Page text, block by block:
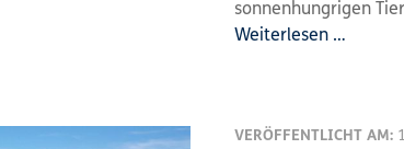
sonnenhungrigen
Weiterlesen …
VERÖFFENTLICHT AM: